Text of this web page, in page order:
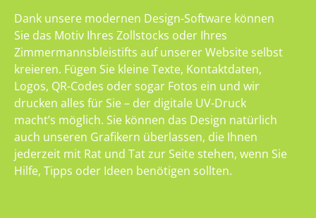
Dank unsere modernen Design-Software können
Sie das Motiv Ihres Zollstocks oder Ihres
Zimmermannsbleistifts auf unserer Website selbst
kreieren. Fügen Sie kleine Texte, Kontaktdaten,
Logos, QR-Codes oder sogar Fotos ein und wir
drucken alles für Sie – der digitale UV-Druck
macht’s möglich. Sie können das Design natürlich
auch unseren Grafikern überlassen, die Ihnen
jederzeit mit Rat und Tat zur Seite stehen, wenn Sie
Hilfe, Tipps oder Ideen benötigen sollten.